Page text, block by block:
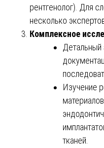
рентгенолог). Для
несколько
Комплексное
Детальный
Изучение
тканей.